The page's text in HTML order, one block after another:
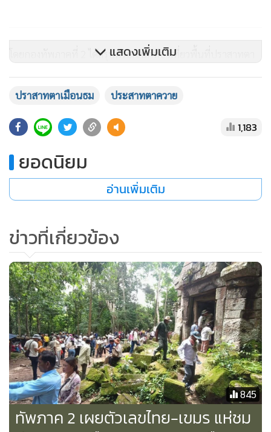
โดยกองทัพภาคที่ 2 ได้สรุปตัวเลขนักท่องเที่ยวพื้นที่ปราสาทตา
เพิ่ม 544 คน ในจำนวนนี้มีชาวเยอรมัน อังกฤษ รวม 4 คน
รวมทั้งสิ้น 2,313 คน
- นักท่องเที่ยวกัมพูชา เดิม 1,396 คน เพิ่มขึ้น 893 คน รวม
รวมนักท่องเที่ยวทั้งสิ้น 4,602 คน สำหรับเหตุการณ์ทั่วไปยังปกติ
ส่วนพื้นที่ปราสาทตาควาย ต.บักได อ.พนมดงรัก จว.สุรินทร์
นักท่องเที่ยวไทย เดิม จำนวน 214 คน เพิ่ม 89 คน รวม303 คน
นักท่องเที่ยวชาวกัมพูชา เดิม จำนวน 418 คน เพิ่ม 1,500 คน
รวม 1,918 คน รวมนักท่องเที่ยวทั้งสิ้น 2,221 คน เหตุการณ์
ทั่วไปยังปกติ
แสดงเพิ่มเติม
ปราสาทตาเมือนธม ประสาทตาควาย
1,183
ยอดนิยม
อ่านเพิ่มเติม
ข่าวที่เกี่ยวข้อง
845
ทัพภาค 2 เผยตัวเลขไทย-เขมร แห่ชม